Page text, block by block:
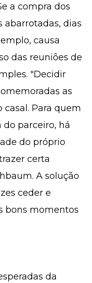
a compra dos
abarrotadas, dias
causa
das reuniões de
"Decidir
as
casal. Para quem
parceiro, há
do próprio
certa
A solução
ceder e
bons momentos
da